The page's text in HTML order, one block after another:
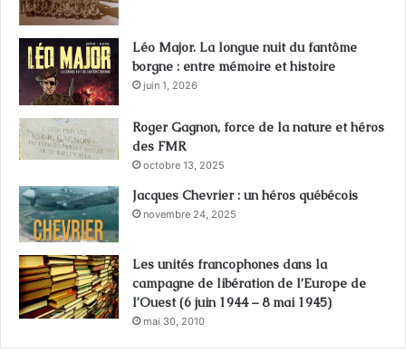
Léo Major. La longue nuit du fantôme
borgne : entre mémoire et histoire
juin 1, 2026
Roger Gagnon, force de la nature et héros
des FMR
octobre 13, 2025
Jacques Chevrier : un héros québécois
novembre 24, 2025
Les unités francophones dans la
campagne de libération de l’Europe de
l’Ouest (6 juin 1944 – 8 mai 1945)
mai 30, 2010